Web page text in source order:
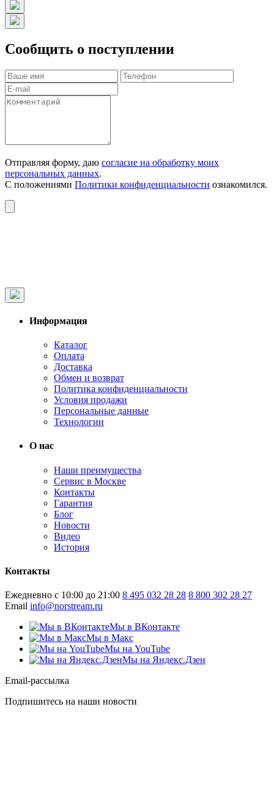
Сообщить о поступлении
Отправляя форму, даю согласие на обработку моих
персональных данных.
С положениями Политики конфиденциальности ознакомился.
Информация
Каталог
Оплата
Доставка
Обмен и возврат
Политика конфиденциальности
Условия продажи
Персональные данные
Технологии
О нас
Наши преимущества
Сервис в Москве
Контакты
Гарантия
Блог
Новости
Видео
История
Контакты
Ежедневно с 10:00 до 21:00 8 495 032 28 28 8 800 302 28 27
Email info@norstream.ru
Мы в ВКонтакте
Мы в Макс
Мы на YouTube
Мы на Яндекс.Дзен
Email-рассылка
Подпишитесь на наши новости